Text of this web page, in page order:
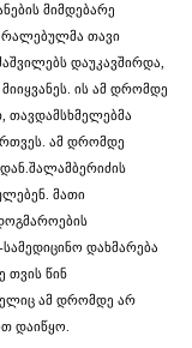
მიმდებარე
თავი
დაუკავშირდა,
ის ამ დრომდე
თავდამსხმელებმა
ამ დრომდე
მათი
დახმარება
თვის წინ
ამ დრომდე არ
დაიწყო.